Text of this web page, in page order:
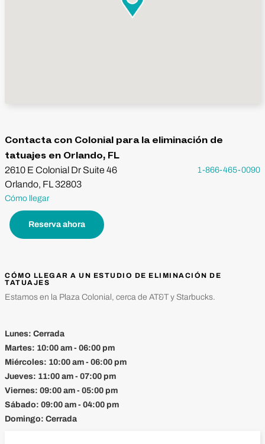
Contacta con Colonial para la eliminación de
tatuajes en Orlando, FL
2610 E Colonial Dr Suite 46
Orlando, FL 32803
Cómo llegar
Reserva ahora
1-866-465-0090
CÓMO LLEGAR A UN ESTUDIO DE ELIMINACIÓN DE
TATUAJES
Estamos en la Plaza Colonial, cerca de AT&T y Starbucks.
Lunes: Cerrada
Martes: 10:00 am - 06:00 pm
Miércoles: 10:00 am - 06:00 pm
Jueves: 11:00 am - 07:00 pm
Viernes: 09:00 am - 05:00 pm
Sábado: 09:00 am - 04:00 pm
Domingo: Cerrada